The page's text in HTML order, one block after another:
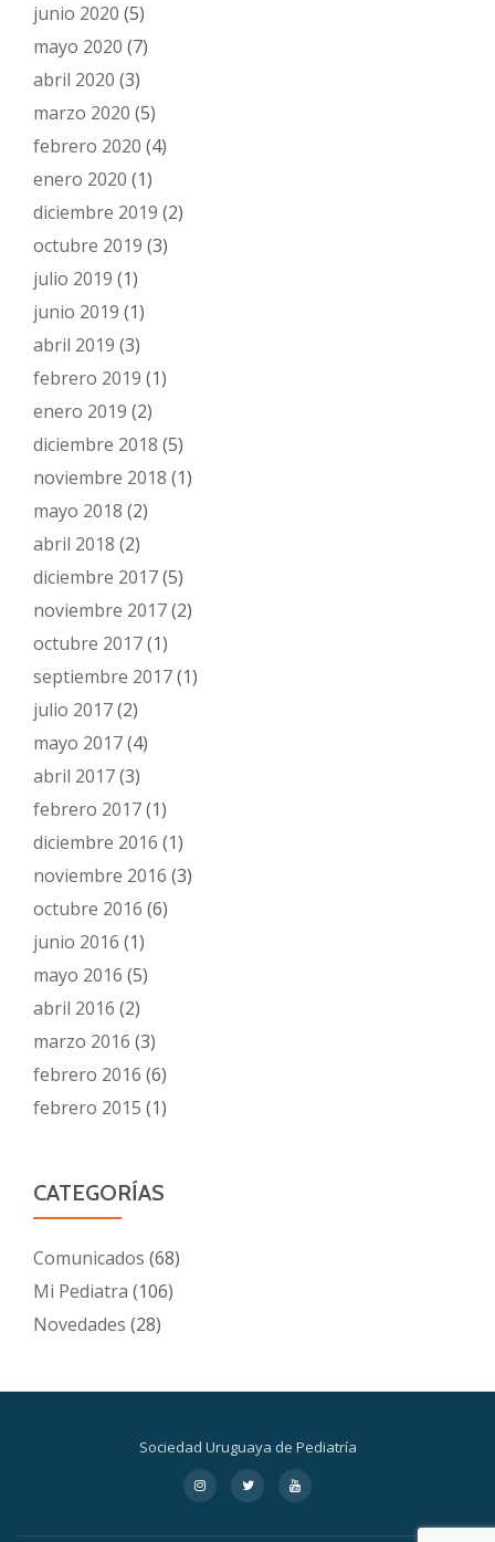
junio 2020 (5)
mayo 2020 (7)
abril 2020 (3)
marzo 2020 (5)
febrero 2020 (4)
enero 2020 (1)
diciembre 2019 (2)
octubre 2019 (3)
julio 2019 (1)
junio 2019 (1)
abril 2019 (3)
febrero 2019 (1)
enero 2019 (2)
diciembre 2018 (5)
noviembre 2018 (1)
mayo 2018 (2)
abril 2018 (2)
diciembre 2017(5)
noviembre 2017(2)
octubre 2017(1)
septiembre 2017(1)
julio 2017(2)
mayo 2017(4)
abril 2017(3)
febrero 2017(1)
diciembre 2016 (1)
noviembre 2016 (3)
octubre 2016 (6)
junio 2016 (1)
mayo 2016 (5)
abril 2016 (2)
marzo 2016 (3)
febrero 2016 (6)
febrero 2015 (1)
CATEGORÍAS
Comunicados (68)
Mi Pediatra (106)
Novedades (28)
Sociedad Uruguaya de Pediatría
secundario
fa-
instagram
fa-
twitter
fa-
youtube